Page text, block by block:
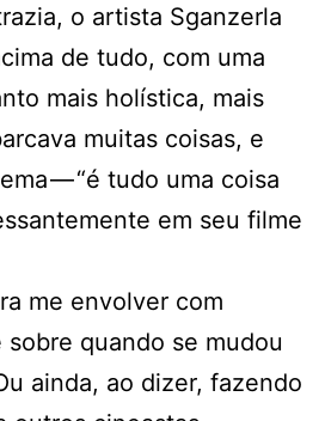
o artista Sganzerla
de tudo, com uma
mais holística, mais
muitas coisas, e
— “é tudo uma coisa
em seu filme
me envolver com
sobre quando se mudou
ainda, ao dizer, fazendo